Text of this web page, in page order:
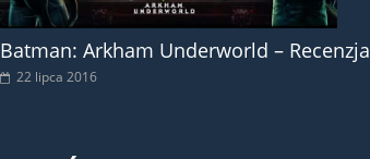
Batman: Arkham Underworld – Recenzja
22 lipca 2016